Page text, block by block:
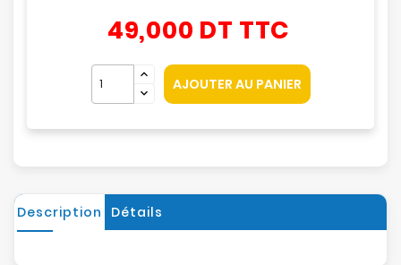
49,000 DT TTC
AJOUTER AU PANIER
Description Détails